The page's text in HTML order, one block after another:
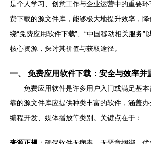
是个人学习、创意工作与企业运营中的重要
费下载的源文件库，能够极大地提升效率，降
绕“免费应用软件下载”、“中国移动相关服务”
核心资源，探讨其价值与获取途径。
一、 免费应用软件下载：安全与效率并
免费应用软件是许多用户入门或满足基
靠的源文件库应提供种类丰富的软件，涵盖办
编程开发、媒体播放等类别。关键点在于：
来源正规：确保软件无病毒、无恶意捆绑，